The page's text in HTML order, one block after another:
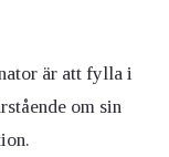
är att fylla i
om sin